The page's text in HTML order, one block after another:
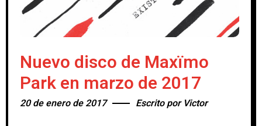
Nuevo disco de Maxïmo
Park en marzo de 2017
20 de enero de 2017 Escrito por Victor